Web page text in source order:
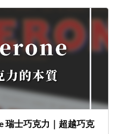
瑞士巧克力｜超越巧克